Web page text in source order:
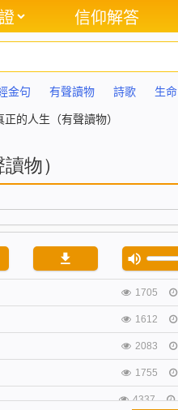
信仰解答
金句 有聲讀物 詩歌 生命
的人生（有聲讀物）
物）
1705
1612
2083
1755
4337